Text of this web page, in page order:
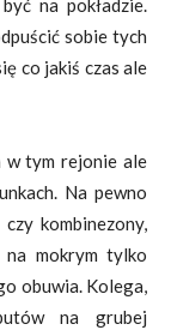
na pokładzie.
sobie tych
co jakiś czas ale
w tym rejonie ale
Na pewno
kombinezony,
mokrym tylko
obuwia. Kolega,
na grubej